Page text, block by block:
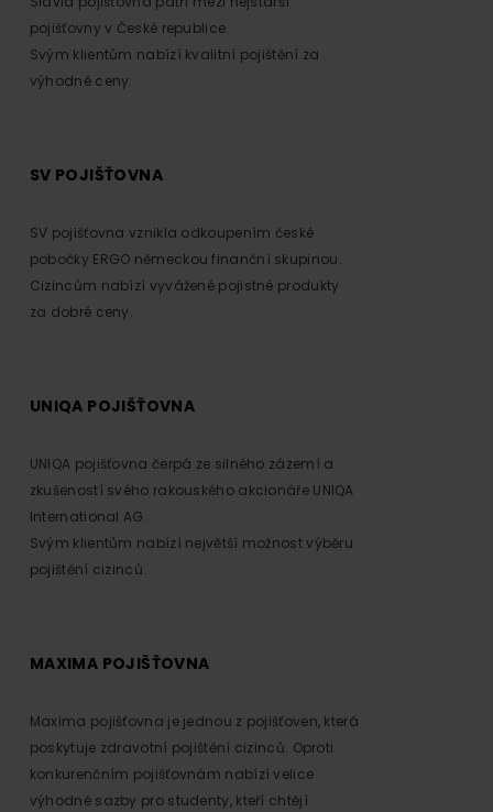
pojišťovny v České republice.
Svým klientům nabízí kvalitní pojištění za
výhodné ceny.
SV POJIŠŤOVNA
SV pojišťovna vznikla odkoupením české
pobočky ERGO německou finanční skupinou.
Cizincům nabízí vyvážené pojistné produkty
za dobré ceny.
UNIQA POJIŠŤOVNA
UNIQA pojišťovna čerpá ze silného zázemí a
zkušeností svého rakouského akcionáře UNIQA
International AG.
Svým klientům nabízí největší možnost výběru
pojištění cizinců.
MAXIMA POJIŠŤOVNA
Maxima pojišťovna je jednou z pojišťoven, která
poskytuje zdravotní pojištění cizinců. Oproti
konkurenčním pojišťovnám nabízí velice
výhodné sazby pro studenty, kteří chtějí